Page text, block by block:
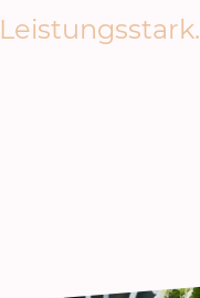
Leistungsstark.